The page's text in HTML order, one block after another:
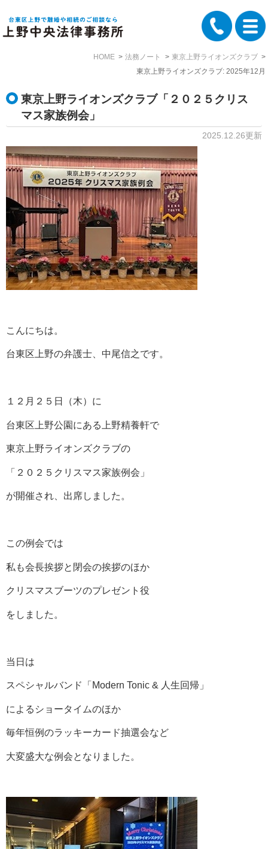
HOME 法務ノート
東京上野ライオンズクラブ
東京上野ライオンズクラブ: 2025年12月
東京上野ライオンズクラブ「２０２５クリス
マス家族例会」
2025.12.26更新
こんにちは。
台東区上野の弁護士、中尾信之です。
１２月２５日（木）に
台東区上野公園にある上野精養軒で
東京上野ライオンズクラブの
「２０２５クリスマス家族例会」
が開催され、出席しました。
この例会では
私も会長挨拶と閉会の挨拶のほか
クリスマスブーツのプレゼント役
をしました。
当日は
スペシャルバンド「Modern Tonic & 人生回帰」
によるショータイムのほか
毎年恒例のラッキーカード抽選会など
大変盛大な例会となりました。